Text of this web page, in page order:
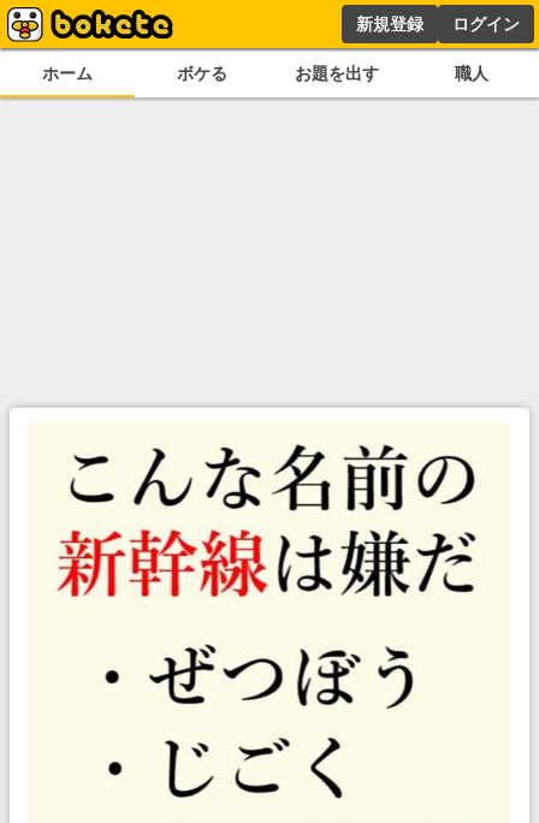
新規登録 ログイン
ホーム ボケる お題を出す 職人